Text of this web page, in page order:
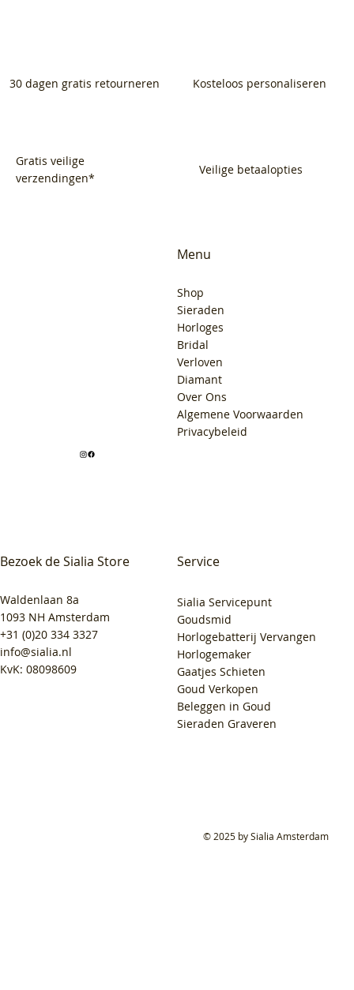
30 dagen gratis retourneren Kosteloos personaliseren
Gratis veilige
verzendingen*
Veilige betaalopties
Bezoek de Sialia Store
Waldenlaan 8a
1093 NH Amsterdam
+31 (0)20 334 3327
info@sialia.nl
KvK: 08098609
Menu
Shop
Sieraden
Horloges
Bridal
Verloven
Diamant
Over Ons
Algemene Voorwaarden
Privacybeleid
Service
Sialia Servicepunt
Goudsmid
Horlogebatterij Vervangen
Horlogemaker
Gaatjes Schieten
Goud Verkopen
Beleggen in Goud
Sieraden Graveren
© 2025 by Sialia Amsterdam